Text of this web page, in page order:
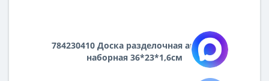
784230410 Доска разделочная акация
наборная 36*23*1,6см